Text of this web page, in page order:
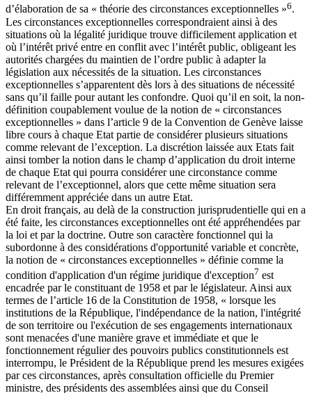
d’élaboration de sa « théorie des circonstances exceptionnelles »6.
Les circonstances exceptionnelles correspondraient ainsi à des
situations où la légalité juridique trouve difficilement application et
où l’intérêt privé entre en conflit avec l’intérêt public, obligeant les
autorités chargées du maintien de l’ordre public à adapter la
législation aux nécessités de la situation. Les circonstances
exceptionnelles s’apparentent dès lors à des situations de nécessité
sans qu’il faille pour autant les confondre. Quoi qu’il en soit, la non-
définition coupablement voulue de la notion de « circonstances
exceptionnelles » dans l’article 9 de la Convention de Genève laisse
libre cours à chaque Etat partie de considérer plusieurs situations
comme relevant de l’exception. La discrétion laissée aux Etats fait
ainsi tomber la notion dans le champ d’application du droit interne
de chaque Etat qui pourra considérer une circonstance comme
relevant de l’exceptionnel, alors que cette même situation sera
différemment appréciée dans un autre Etat.
En droit français, au delà de la construction jurisprudentielle qui en a
été faite, les circonstances exceptionnelles ont été appréhendées par
la loi et par la doctrine. Outre son caractère fonctionnel qui la
subordonne à des considérations d'opportunité variable et concrète,
la notion de « circonstances exceptionnelles » définie comme la
condition d'application d'un régime juridique d'exception7 est
encadrée par le constituant de 1958 et par le législateur. Ainsi aux
termes de l’article 16 de la Constitution de 1958, « lorsque les
institutions de la République, l'indépendance de la nation, l'intégrité
de son territoire ou l'exécution de ses engagements internationaux
sont menacées d'une manière grave et immédiate et que le
fonctionnement régulier des pouvoirs publics constitutionnels est
interrompu, le Président de la République prend les mesures exigées
par ces circonstances, après consultation officielle du Premier
ministre, des présidents des assemblées ainsi que du Conseil